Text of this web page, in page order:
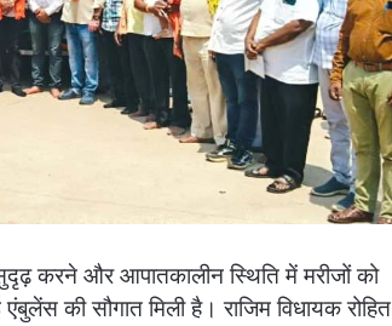
करने और आपातकालीन स्थिति में मरीजों को
की सौगात मिली है। राजिम विधायक रोहित